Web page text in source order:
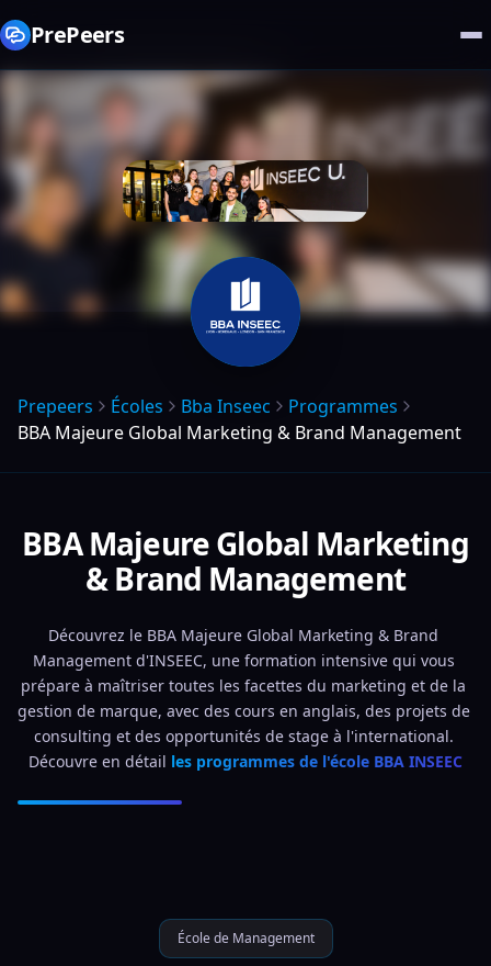
PrePeers
Prepeers Écoles Bba Inseec
Programmes
BBA Majeure Global Marketing & Brand Management
BBA Majeure Global Marketing
& Brand Management
Découvrez le BBA Majeure Global Marketing & Brand
Management d'INSEEC, une formation intensive qui vous
prépare à maîtriser toutes les facettes du marketing et de la
gestion de marque, avec des cours en anglais, des projets de
consulting et des opportunités de stage à l'international.
Découvre en détail les programmes de l'école BBA INSEEC
École de Management